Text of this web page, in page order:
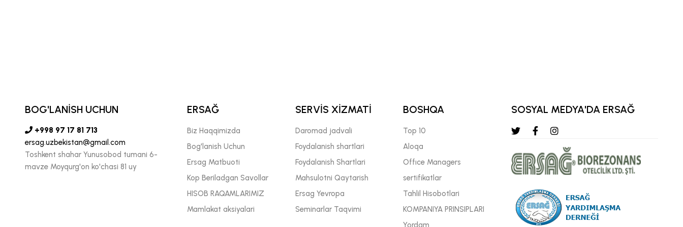
BOG'LANİSH UCHUN
+998 97 17 81 713
ersag.uzbekistan@gmail.com
Toshkent shahar Yunusobod tumani 6-
mavze Moyqurg'on ko'chasi 81 uy
ERSAĞ
Biz Haqqimizda
Bog'lanish Uchun
Ersag Matbuoti
Kop Beriladgan Savollar
HISOB RAQAMLARIMIZ
Mamlakat aksiyalari
SERVİS XİZMATİ
Daromad jadvali
Foydalanish shartlari
Foydalanish Shartlari
Mahsulotni Qaytarish
Ersag Yevropa
Seminarlar Taqvimi
BOSHQA
Top 10
Aloqa
Offıce Managers
sertifikatlar
Tahlil Hisobotlari
KOMPANIYA PRINSIPLARI
Yordam
SOSYAL MEDYA'DA ERSAĞ